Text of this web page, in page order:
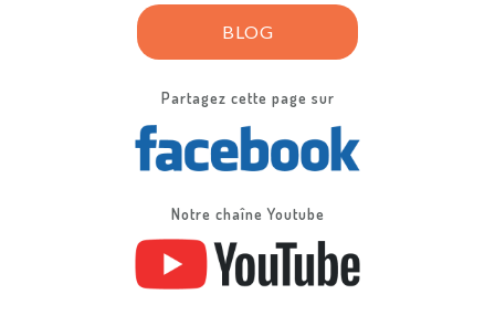
BLOG
Partagez cette page sur
Notre chaîne Youtube